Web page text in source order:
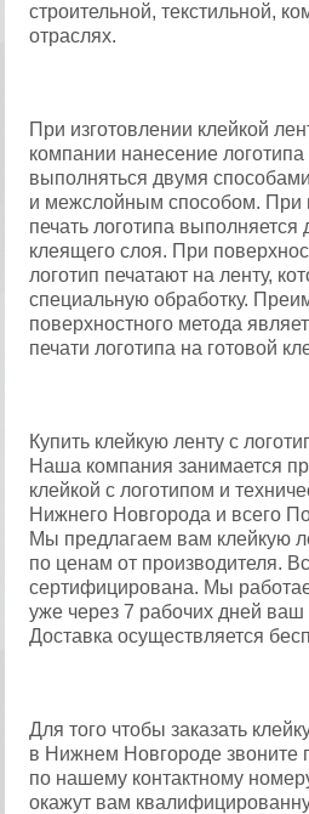
строительной, текстильной,
отраслях.
При изготовлении клейкой
компании нанесение
выполняться двумя
и межслойным способом. При
печать логотипа выполняется
клеящего слоя. При
логотип печатают на ленту,
специальную обработку.
поверхностного метода
печати логотипа на готовой
Купить клейкую ленту с
Наша компания занимается
клейкой с логотипом и
Нижнего Новгорода и всего
Мы предлагаем вам клейкую
по ценам от производителя.
сертифицирована. Мы
уже через 7 рабочих дней ваш
Доставка осуществляется
Для того чтобы заказать
в Нижнем Новгороде звоните
по нашему контактному
окажут вам